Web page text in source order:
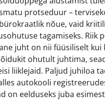
protseduur –
nõue, vaid
tagamiseks. Riik
juht on nii füüsiliselt kui
ohutult juhtima,
liiklejaid. Paljud juhiloa
autokooli
on eelduseks juba